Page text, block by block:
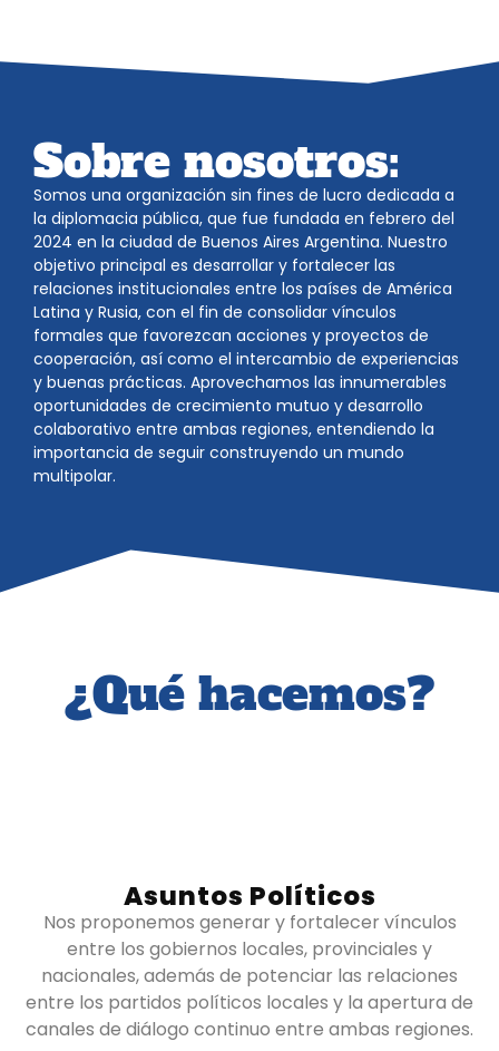
Sobre nosotros:
Somos una organización sin fines de lucro dedicada a
la diplomacia pública, que fue fundada en febrero del
2024 en la ciudad de Buenos Aires Argentina. Nuestro
objetivo principal es desarrollar y fortalecer las
relaciones institucionales entre los países de América
Latina y Rusia, con el fin de consolidar vínculos
formales que favorezcan acciones y proyectos de
cooperación, así como el intercambio de experiencias
y buenas prácticas. Aprovechamos las innumerables
oportunidades de crecimiento mutuo y desarrollo
colaborativo entre ambas regiones, entendiendo la
importancia de seguir construyendo un mundo
multipolar.
¿Qué hacemos?
Asuntos Políticos
Nos proponemos generar y fortalecer vínculos
entre los gobiernos locales, provinciales y
nacionales, además de potenciar las relaciones
entre los partidos políticos locales y la apertura de
canales de diálogo continuo entre ambas regiones.